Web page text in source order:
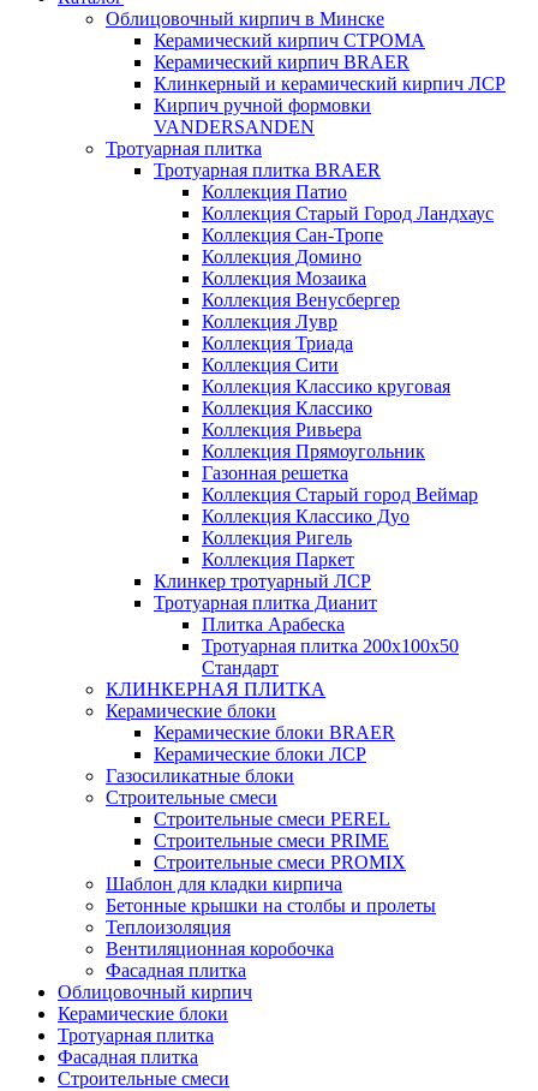
Облицовочный кирпич в Минске
Керамический кирпич СТРОМА
Керамический кирпич BRAER
Клинкерный и керамический кирпич ЛСР
Кирпич ручной формовки
VANDERSANDEN
Тротуарная плитка
Тротуарная плитка BRAER
Коллекция Патио
Коллекция Старый Город Ландхаус
Коллекция Сан-Тропе
Коллекция Домино
Коллекция Мозаика
Коллекция Венусбергер
Коллекция Лувр
Коллекция Триада
Коллекция Сити
Коллекция Классико круговая
Коллекция Классико
Коллекция Ривьера
Коллекция Прямоугольник
Газонная решетка
Коллекция Старый город Веймар
Коллекция Классико Дуо
Коллекция Ригель
Коллекция Паркет
Клинкер тротуарный ЛСР
Тротуарная плитка Дианит
Плитка Арабеска
Тротуарная плитка 200х100х50
Стандарт
КЛИНКЕРНАЯ ПЛИТКА
Керамические блоки
Керамические блоки BRAER
Керамические блоки ЛСР
Газосиликатные блоки
Строительные смеси
Строительные смеси PEREL
Строительные смеси PRIME
Строительные смеси PROMIX
Шаблон для кладки кирпича
Бетонные крышки на столбы и пролеты
Теплоизоляция
Вентиляционная коробочка
Фасадная плитка
Облицовочный кирпич
Керамические блоки
Тротуарная плитка
Фасадная плитка
Строительные смеси